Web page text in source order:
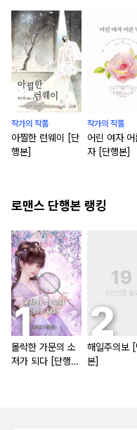
작가의 작품
아찔한 런웨이 [단
행본]
작가의 작품
어린 여자
자 [단행본]
로맨스 단행본 랭킹
몰락한 가문의 소
저가 되다 [단행
해일주의보 [
본]